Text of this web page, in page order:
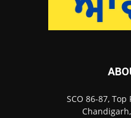
SCO 86-87, Top